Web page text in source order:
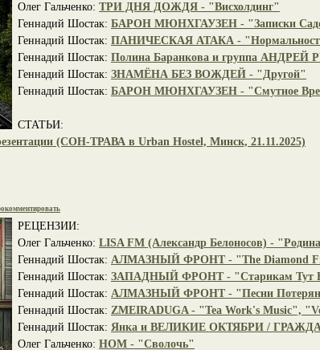
Олег Гальченко: ТРИ ДНЯ ДОЖДЯ - "Висхолдинг"
Геннадий Шостак: БАРОН МЮНХГАУЗЕН - "Записки
Геннадий Шостак: ПАНИЧЕСКАЯ АТАКА -
Геннадий Шостак: Полина Баранкова и группа АНДРЕЙ
Геннадий Шостак: ЗНАМЁНА БЕЗ ВОЖДЕЙ - "Другой"
Геннадий Шостак: БАРОН МЮНХГАУЗЕН - "Смутное
СТАТЬИ:
(СОН-ТРАВА в Urban Hostel, Минск, 21.11.2025)
РЕЦЕНЗИИ:
Олег Гальченко: LISA FM (Александр Белоносов) -
Геннадий Шостак: АЛМАЗНЫЙ ФРОНТ - "The Diamond
Геннадий Шостак: ЗАПАДНЫЙ ФРОНТ - "Старикам Тут
Геннадий Шостак: АЛМАЗНЫЙ ФРОНТ - "Песни
Геннадий Шостак: ZMEIRADUGA - "Tea Work's Music",
Геннадий Шостак: Янка и ВЕЛИКИЕ ОКТЯБРИ /
Олег Гальченко: НОМ - "Сволочь"